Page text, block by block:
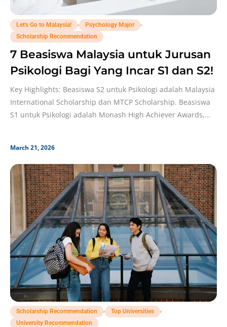
Let's Go to Malaysia! Psychology Major
Scholarship Recommendation
7 Beasiswa Malaysia untuk Jurusan
Psikologi Bagi Yang Incar S1 dan S2!
Key Highlights: Beasiswa S2 untuk Psikologi adalah Malaysia
International Scholarship dan MTCP Scholarship. Beasiswa
S1 untuk Psikologi adalah Monash High Achiever Awards,
March 21, 2026
Scholarship Recommendation Top Universities
University Recommendation